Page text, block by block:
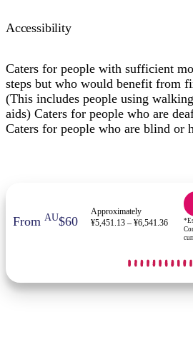
Accessibility
Caters for people with sufficient
steps but who would benefit from
(This includes people using
aids) Caters for people who are
Caters for people who are blind or
From AU$60
Approximately
¥5,451.13 – ¥6,541.36